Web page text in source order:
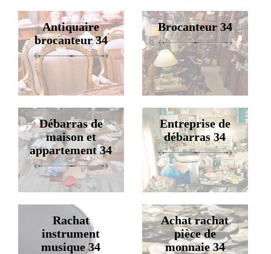
Antiquaire
brocanteur 34
Brocanteur 34
Débarras de
maison et
appartement 34
Entreprise de
débarras 34
Rachat
instrument
musique 34
Achat rachat
pièce de
monnaie 34